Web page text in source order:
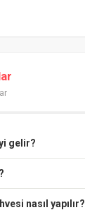
gelir?
nasıl yapılır?